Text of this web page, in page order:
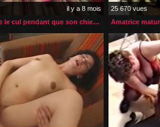
il y a 8 mois
Elle se gode le cul pendant que son chien s’occupe de sa chatte
25 670 vues